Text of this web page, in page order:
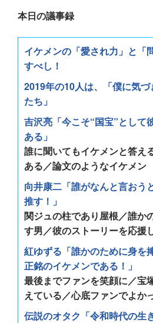
本日の議事録
イケメンの「愛され力」と「
すべし！
2019年の10人は、「僕に気
たち」
吉沢亮「今こそ“国宝”として
ある」
誰に聞いてもイケメンと答え
ある／論文のようなイケメン
向井康二「誰がなんと言おう
推す！」
関ジュの柱であり屋根／誰か
す男／彼のストーリーを応援
紅ゆずる「誰かのために身を
正銘のイケメンである！」
最後までファンを笑顔に／宝
えている／心底ファンでよか
伝説のオタク「令和時代の生